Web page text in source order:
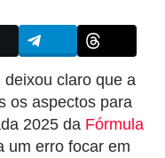
deixou claro que a
os aspectos para
2025 da Fórmula
um erro focar em